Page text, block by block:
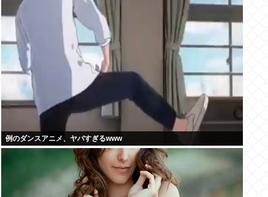
例のダンスアニメ、ヤバすぎるwww